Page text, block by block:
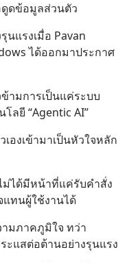
ดข้อมูลส่วนตัว
นแรงเมื่อ Pavan
ได้ออกมาประกาศ
ข้ามการเป็นแค่ระบบ
ลยี “Agentic AI”
องเข้ามาเป็นหัวใจหลัก
ม่ได้มีหน้าที่แค่รับคำสั่ง
ทนผู้ใช้งานได้
มภาคภูมิใจ ทว่า
แสต่อต้านอย่างรุนแรง